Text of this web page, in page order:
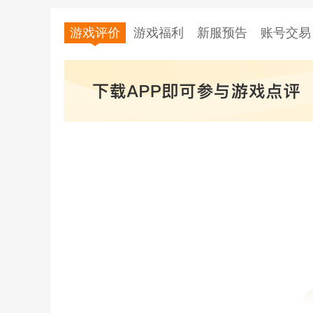
游戏评价 游戏福利 新服预告 账号交易